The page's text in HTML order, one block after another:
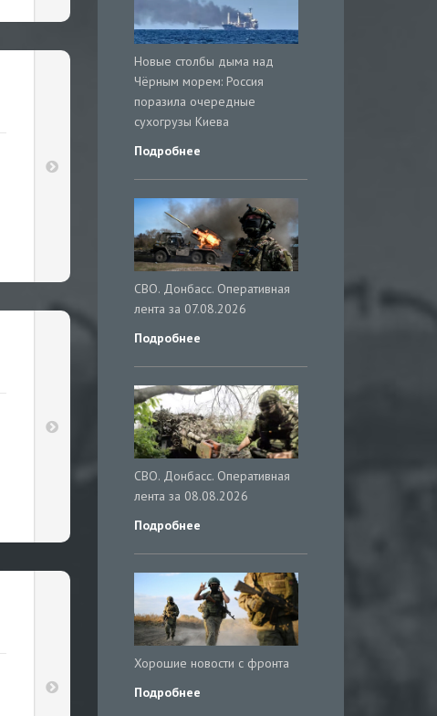
Новые столбы дыма над
Чёрным морем: Россия
поразила очередные
сухогрузы Киева
Подробнее
СВО. Донбасс. Оперативная
лента за 07.08.2026
Подробнее
СВО. Донбасс. Оперативная
лента за 08.08.2026
Подробнее
Хорошие новости с фронта
Подробнее